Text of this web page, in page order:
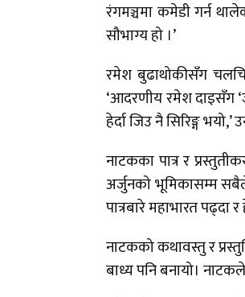
रंगमञ्चमा कमेडी गर्न
सौभाग्य हो ।’
रमेश बुढाथोकीसँग
‘आदरणीय रमेश दाइसँग
हेर्दा जिउ नै सिरिङ्ग
नाटकका पात्र र
अर्जुनको भूमिकासम्म
पात्रबारे महाभारत
नाटकको कथावस्तु र
बाध्य पनि बनायो।